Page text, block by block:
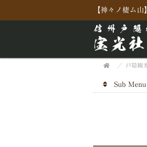
【神々ノ棲ム
戸隠観
Sub Menu